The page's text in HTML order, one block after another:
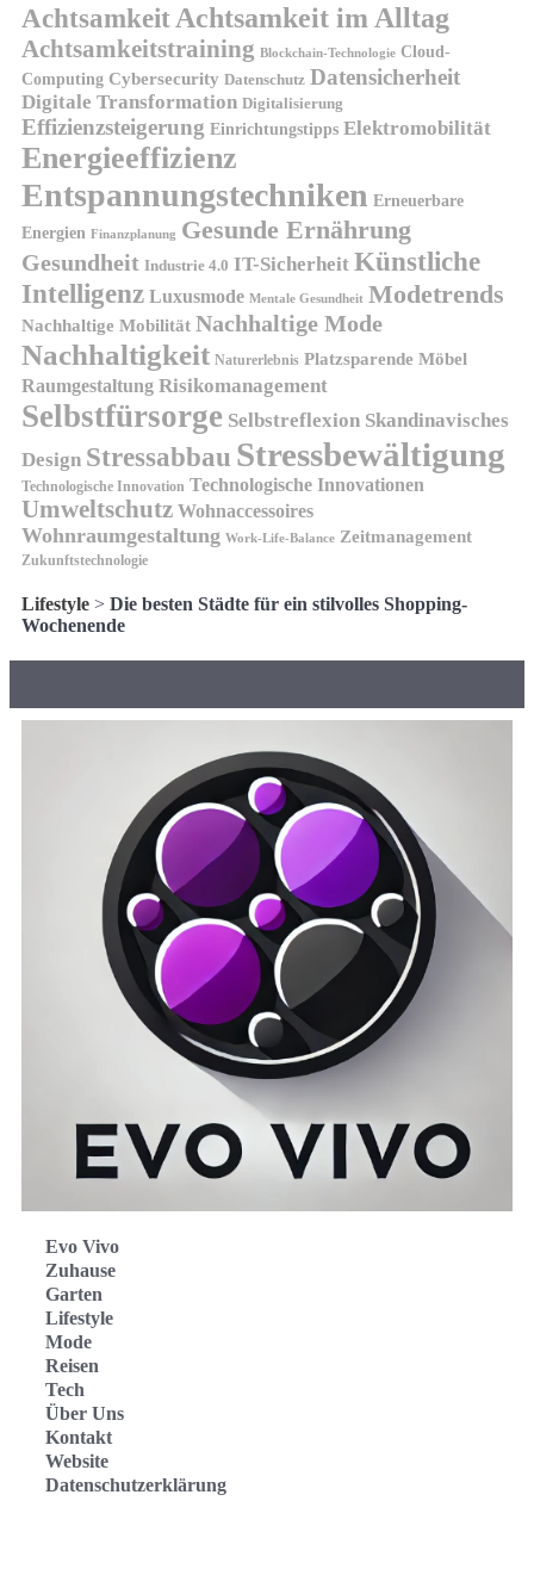
AchtsamkeitAchtsamkeit im Alltag
Achtsamkeitstraining Blockchain-Technologie Cloud-
Computing Cybersecurity Datenschutz Datensicherheit
Digitale Transformation Digitalisierung
Effizienzsteigerung Einrichtungstipps Elektromobilität
Energieeffizienz
Entspannungstechniken Erneuerbare
Energien Finanzplanung Gesunde Ernährung
Gesundheit Industrie 4.0 IT-Sicherheit Künstliche
Intelligenz Luxusmode Mentale Gesundheit Modetrends
Nachhaltige Mobilität Nachhaltige Mode
Nachhaltigkeit Naturerlebnis Platzsparende Möbel
Raumgestaltung Risikomanagement
Selbstfürsorge Selbstreflexion Skandinavisches
Design Stressabbau Stressbewältigung
Technologische Innovation Technologische Innovationen
Umweltschutz Wohnaccessoires
Wohnraumgestaltung Work-Life-Balance Zeitmanagement
Zukunftstechnologie
Lifestyle > Die besten Städte für ein stilvolles Shopping-
Wochenende
Evo Vivo
Zuhause
Garten
Lifestyle
Mode
Reisen
Tech
Über Uns
Kontakt
Website
Datenschutzerklärung